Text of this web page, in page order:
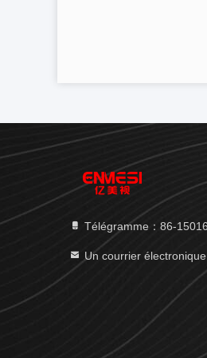
Télégramme：86-
Un courrier